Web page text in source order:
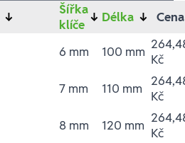
↓
Šířka
klíče ↓ Délka ↓
Cena
6 mm 100 mm Kč
7 mm 110 mm
Kč
8 mm 120 mm Kč